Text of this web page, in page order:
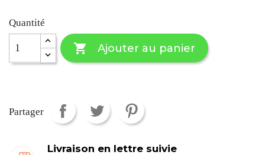
Quantité
 Ajouter au panier
Partager
Livraison en lettre suivie